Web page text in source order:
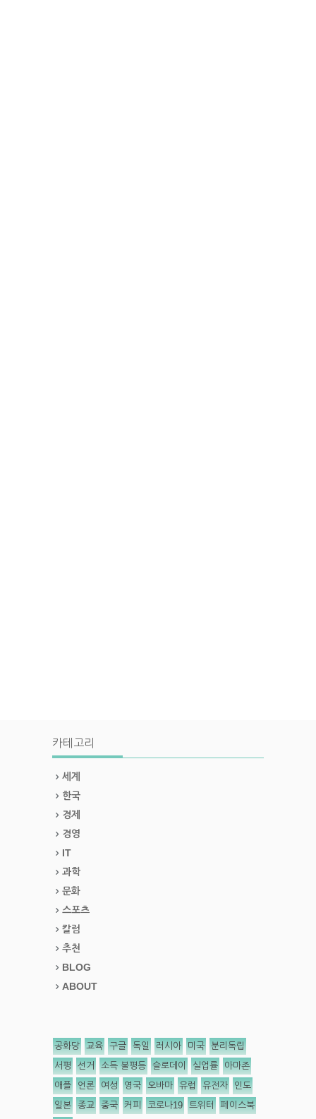
카테고리
세계
한국
경제
경영
IT
과학
문화
스포츠
칼럼
추천
BLOG
ABOUT
공화당 교육 구글 독일 러시아 미국 분리독립
서평 선거 소득 불평등 슬로데이 실업률 아마존
애플 언론 여성 영국 오바마 유럽 유전자 인도
일본 종교 중국 커피 코로나19 트위터 페이스북